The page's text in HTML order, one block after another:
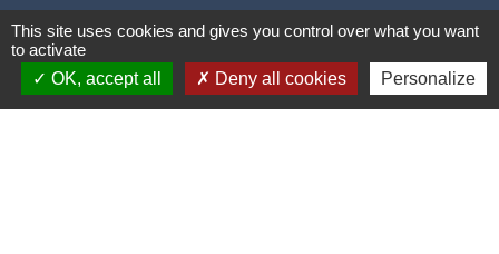
Liens utiles
This site uses cookies and gives you control over what you want
to activate
OK, accept all
Deny all cookies Personalize